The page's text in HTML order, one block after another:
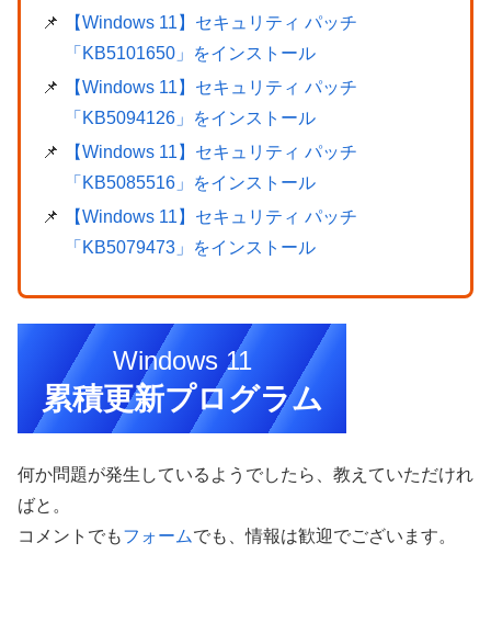
【Windows 11】セキュリティ パッチ
「KB5101650」をインストール
【Windows 11】セキュリティ パッチ
「KB5094126」をインストール
【Windows 11】セキュリティ パッチ
「KB5085516」をインストール
【Windows 11】セキュリティ パッチ
「KB5079473」をインストール
Windows 11
累積更新プログラム
何か問題が発生しているようでしたら、教えていただけれ
ばと。
コメントでもフォームでも、情報は歓迎でございます。